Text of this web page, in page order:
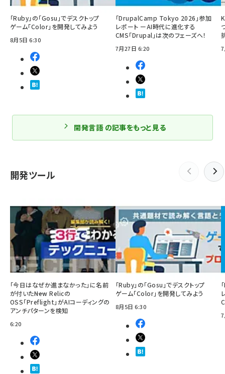
「Ruby」の「Gosu」でデスクトップ
ゲーム「Color」を開発してみよう
8月5日 6:30
「DrupalCamp Tokyo 2026」参加
レポート ーAI時代に進化する
CMS「Drupal」は次のフェーズへ！
7月27日 6:20
開発言語 の記事をもっと見る
開発ツール
「今日はなぜか進まなかった」に名前
が付いた――New Relicの
OSS「Preflight」がAIコーディングの
アンチパターンを検知
6:20
「Ruby」の「Gosu」でデスクトップ
ゲーム「Color」を開発してみよう
8月5日 6:30